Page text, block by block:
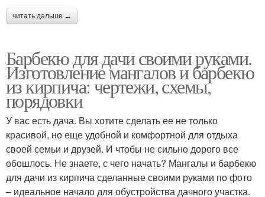
читать дальше →
Барбекю для дачи своими руками.
Изготовление мангалов и барбекю
из кирпича: чертежи, схемы,
порядовки
У вас есть дача. Вы хотите сделать ее не только
красивой, но еще удобной и комфортной для отдыха
своей семьи и друзей. И чтобы не сильно дорого все
обошлось. Не знаете, с чего начать? Мангалы и барбекю
для дачи из кирпича сделанные своими руками по фото
– идеальное начало для обустройства дачного участка.